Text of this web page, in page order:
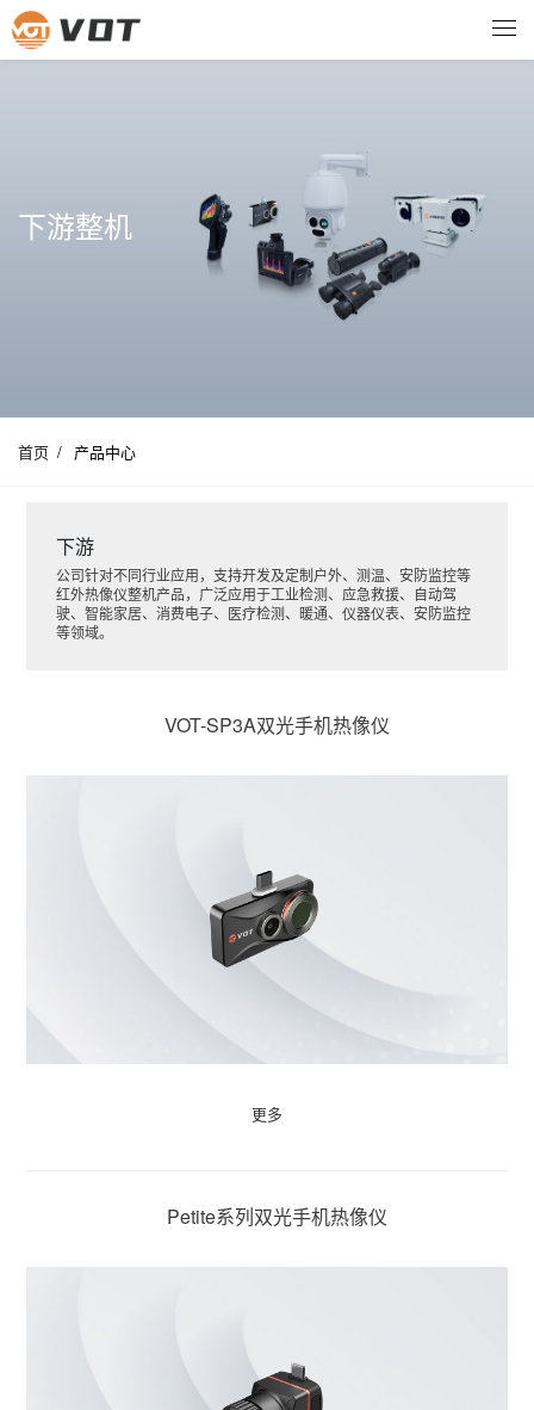
下游整机
首页 / 产品中心
下游
公司针对不同行业应用，支持开发及定制户外、测温、安防监控等
红外热像仪整机产品，广泛应用于工业检测、应急救援、自动驾
驶、智能家居、消费电子、医疗检测、暖通、仪器仪表、安防监控
等领域。
VOT-SP3A双光手机热像仪
更多
Petite系列双光手机热像仪